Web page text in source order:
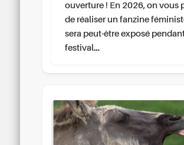
ouverture ! En 2026, on vous
de réaliser un fanzine
sera peut-être exposé
festival…